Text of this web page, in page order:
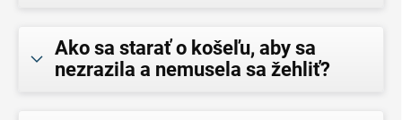
Ako sa starať o košeľu, aby sa
nezrazila a nemusela sa žehliť?